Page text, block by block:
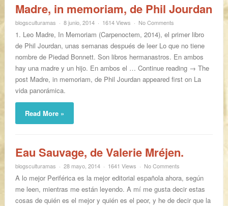
Madre, in memoriam, de Phil Jourdan
blogsculturamas 8 junio, 2014 1614 Views No Comments
1. Leo Madre, In Memoriam (Carpenoctem, 2014), el primer libro
de Phil Jourdan, unas semanas después de leer Lo que no tiene
nombre de Piedad Bonnett. Son libros hermanastros. En ambos
hay una madre y un hijo. En ambos el … Continue reading → The
post Madre, in memoriam, de Phil Jourdan appeared first on La
vida panorámica.
Read More »
Eau Sauvage, de Valerie Mréjen.
blogsculturamas 28 mayo, 2014 1641 Views No Comments
A lo mejor Periférica es la mejor editorial española ahora, según
me leen, mientras me están leyendo. A mí me gusta decir estas
cosas de quién es el mejor y quién es el peor, y he de decir que la